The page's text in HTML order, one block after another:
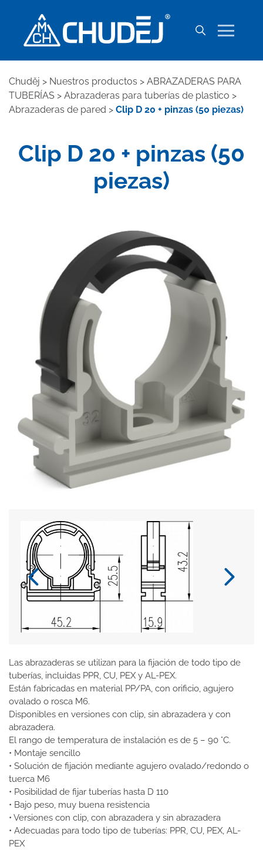
Chuděj > Nuestros productos > ABRAZADERAS PARA
TUBERÍAS > Abrazaderas para tuberías de plastico >
Abrazaderas de pared > Clip D 20 + pinzas (50 piezas)
Clip D 20 + pinzas (50
piezas)
Las abrazaderas se utilizan para la fijación de todo tipo de
tuberías, incluidas PPR, CU, PEX y AL-PEX.
Están fabricadas en material PP/PA, con orificio, agujero
ovalado o rosca M6.
Disponibles en versiones con clip, sin abrazadera y con
abrazadera.
El rango de temperatura de instalación es de 5 – 90 °C.
• Montaje sencillo
• Solución de fijación mediante agujero ovalado/redondo o
tuerca M6
• Posibilidad de fijar tuberías hasta D 110
• Bajo peso, muy buena resistencia
• Versiones con clip, con abrazadera y sin abrazadera
• Adecuadas para todo tipo de tuberías: PPR, CU, PEX, AL-
PEX